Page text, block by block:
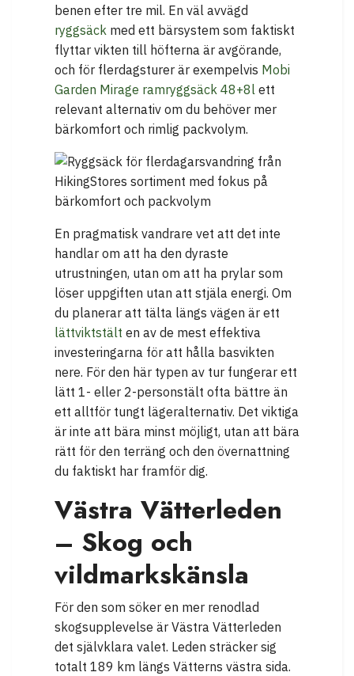
benen efter tre mil. En väl avvägd
ryggsäck med ett bärsystem som faktiskt
flyttar vikten till höfterna är avgörande,
och för flerdagsturer är exempelvis Mobi
Garden Mirage ramryggsäck 48+8l ett
relevant alternativ om du behöver mer
bärkomfort och rimlig packvolym.
En pragmatisk vandrare vet att det inte
handlar om att ha den dyraste
utrustningen, utan om att ha prylar som
löser uppgiften utan att stjäla energi. Om
du planerar att tälta längs vägen är ett
lättviktstält en av de mest effektiva
investeringarna för att hålla basvikten
nere. För den här typen av tur fungerar ett
lätt 1- eller 2-personstält ofta bättre än
ett alltför tungt lägeralternativ. Det viktiga
är inte att bära minst möjligt, utan att bära
rätt för den terräng och den övernattning
du faktiskt har framför dig.
Västra Vätterleden
– Skog och
vildmarkskänsla
För den som söker en mer renodlad
skogsupplevelse är Västra Vätterleden
det självklara valet. Leden sträcker sig
totalt 189 km längs Vätterns västra sida.